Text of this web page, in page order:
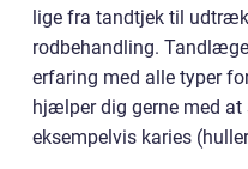
lige fra tandtjek til
rodbehandling.
erfaring med alle typer
hjælper dig gerne med
eksempelvis karies